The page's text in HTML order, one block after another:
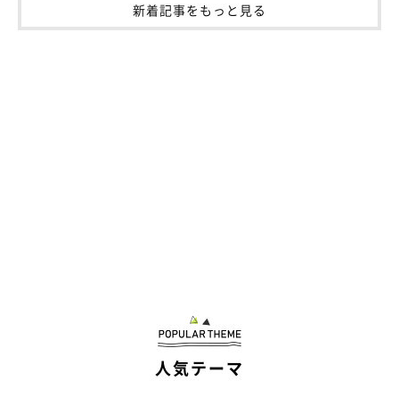
@kogumaken
@suzumetengu
新着記事をもっと見る
人気テーマ